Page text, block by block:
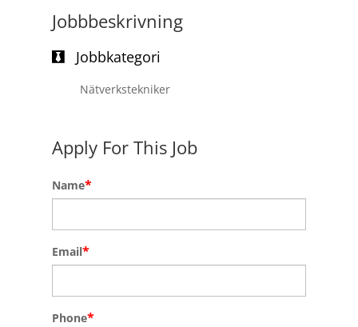
Jobbbeskrivning
Jobbkategori
Nätverkstekniker
Apply For This Job
Name*
Email*
Phone*